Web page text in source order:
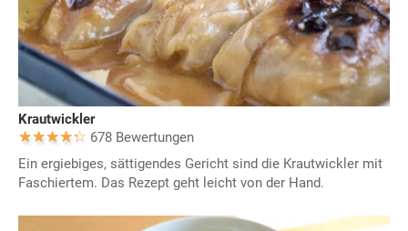
Krautwickler
678 Bewertungen
Ein ergiebiges, sättigendes Gericht sind die Krautwickler mit
Faschiertem. Das Rezept geht leicht von der Hand.